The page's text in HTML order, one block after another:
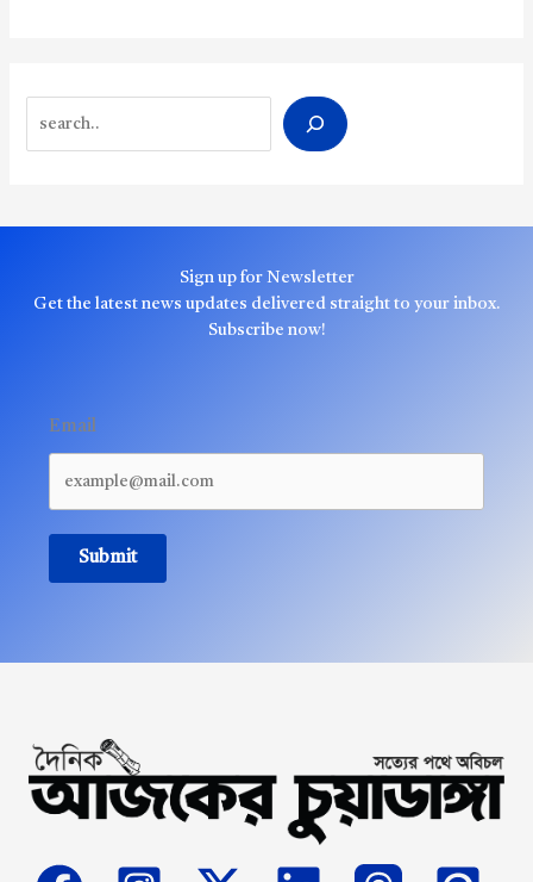
Sign up for Newsletter
Get the latest news updates delivered straight to your inbox.
Subscribe now!
Email
Submit